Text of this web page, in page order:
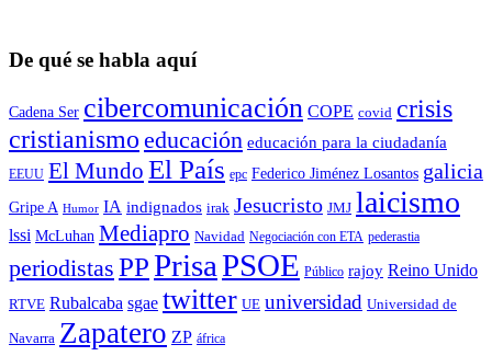
De qué se habla aquí
Cadena Ser cibercomunicación COPE covid crisis
cristianismo educación educación para la ciudadaní­a
EEUU El Mundo El País epc Federico Jiménez Losantos galicia
Gripe A Humor IA indignados irak Jesucristo JMJ laicismo
lssi McLuhan Mediapro Navidad Negociación con ETA pederastia
periodistas PPPrisaPSOE Público rajoy Reino Unido
RTVE Rubalcaba sgae twitter UE universidad Universidad de
Navarra Zapatero ZP áfrica